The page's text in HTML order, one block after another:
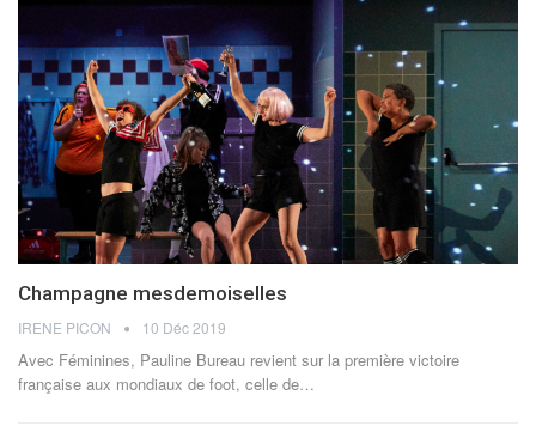
Champagne mesdemoiselles
IRENE PICON 10 Déc 2019
Avec Féminines, Pauline Bureau revient sur la première victoire
française aux mondiaux de foot, celle de…